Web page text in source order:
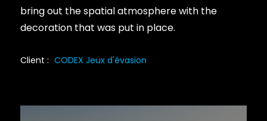
bring out the spatial atmosphere with the
decoration that was put in place.
Client : CODEX Jeux d'évasion